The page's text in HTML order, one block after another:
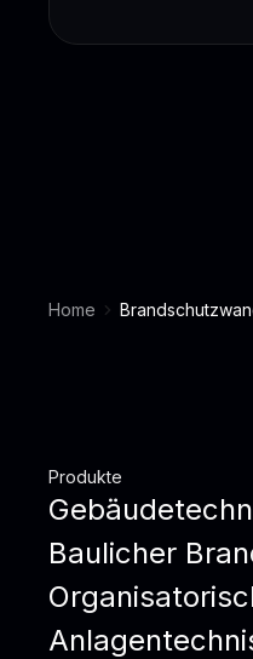
Home
Produkte
Baulicher